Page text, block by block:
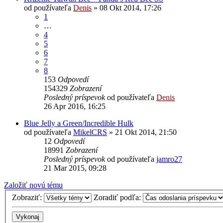
od používateľa Denis » 08 Okt 2014, 17:26
1
…
4
5
6
7
8
153 Odpovedí
154329 Zobrazení
Posledný príspevokod používateľa Denis
26 Apr 2016, 16:25
Blue Jelly a Green/Incredible Hulk
od používateľa MikelCRS » 21 Okt 2014, 21:50
12 Odpovedí
18991 Zobrazení
Posledný príspevokod používateľa jamro27
21 Mar 2015, 09:28
Založiť novú tému
Zobraziť:
Zoradiť podľa: